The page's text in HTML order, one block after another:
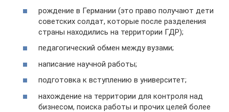
рождение в Германии (это право получают дети
советских солдат, которые после разделения
страны находились на территории ГДР);
педагогический обмен между вузами;
написание научной работы;
подготовка к вступлению в университет;
нахождение на территории для контроля над
бизнесом, поиска работы и прочих целей более